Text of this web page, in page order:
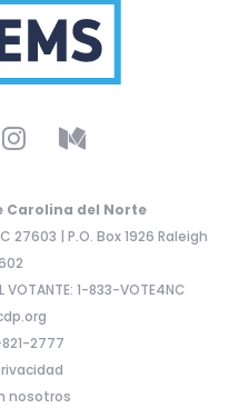
Carolina del Norte
27603 | P.O. Box 1926 Raleigh
VOTANTE: 1-833-VOTE4NC
2777
nosotros